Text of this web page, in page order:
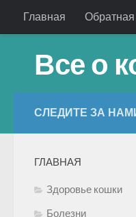
Главная Обратная
Все о
СЛЕДИТЕ ЗА
ГЛАВНАЯ
Здоровье кошки
Болезни